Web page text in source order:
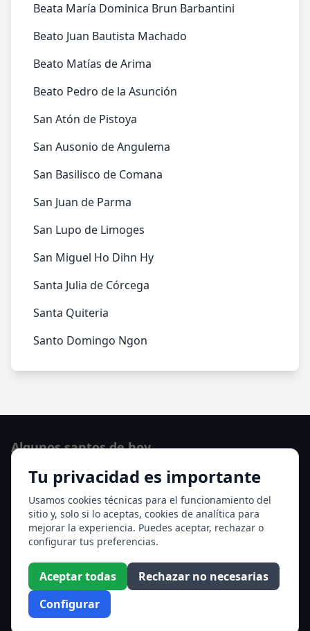
Beata María Dominica Brun Barbantini
Beato Juan Bautista Machado
Beato Matías de Arima
Beato Pedro de la Asunción
San Atón de Pistoya
San Ausonio de Angulema
San Basilisco de Comana
San Juan de Parma
San Lupo de Limoges
San Miguel Ho Dihn Hy
Santa Julia de Córcega
Santa Quiteria
Santo Domingo Ngon
Tu privacidad es importante
Usamos cookies técnicas para el funcionamiento del
sitio y, solo si lo aceptas, cookies de analítica para
mejorar la experiencia. Puedes aceptar, rechazar o
configurar tus preferencias.
Aceptar todas
Rechazar no necesarias
Configurar
Algunos santos de hoy
Santo Domingo de Guzmán
Ver todos los santos de hoy
Acceso a los Meses
Enero
Febrero
Marzo
Abril
Mayo